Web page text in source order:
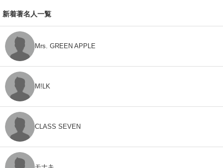
新着著名人一覧
Mrs. GREEN APPLE
M!LK
CLASS SEVEN